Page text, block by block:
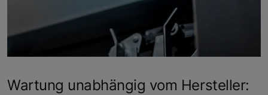
Wartung unabhängig vom Hersteller: